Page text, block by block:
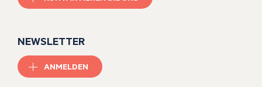
NEWSLETTER
ANMELDEN